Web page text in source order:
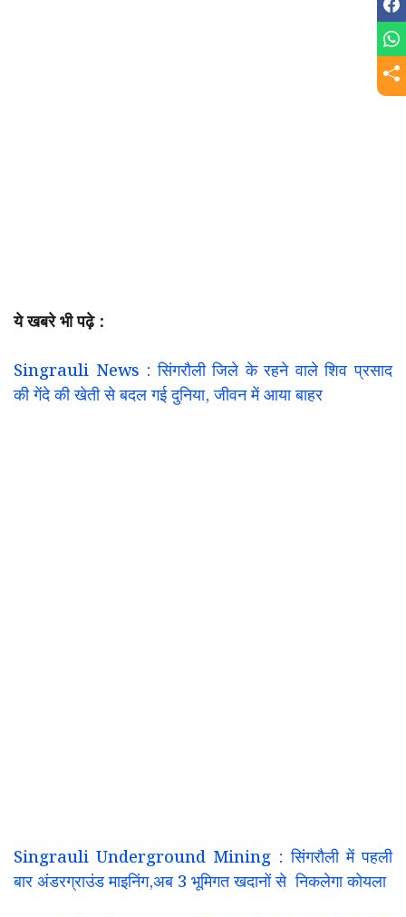
ये खबरे भी पढ़े :
Singrauli News : सिंगरौली जिले के रहने वाले शिव प्रसाद
की गेंदे की खेती से बदल गई दुनिया, जीवन में आया बाहर
Singrauli Underground Mining : सिंगरौली में पहली
बार अंडरग्राउंड माइनिंग,अब 3 भूमिगत खदानों से निकलेगा कोयला